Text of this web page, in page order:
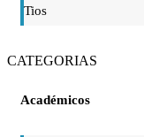
Tios
CATEGORIAS
Académicos